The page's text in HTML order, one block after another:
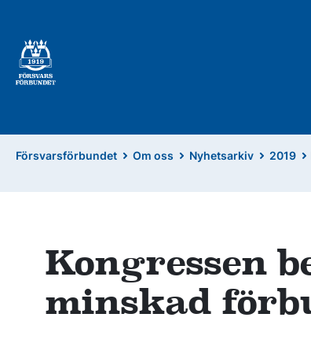
Försvarsförbundet Om oss Nyhetsarkiv 2019
Kongressen
minskad